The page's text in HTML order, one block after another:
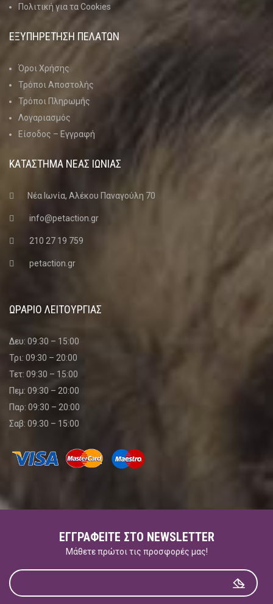
Πολιτική για τα Cookies
ΕΞΥΠΗΡΕΤΗΣΗ ΠΕΛΑΤΩΝ
Όροι Χρήσης
Τρόποι Αποστολής
Τρόποι Πληρωμής
Λογαριασμός
Είσοδος – Εγγραφή
ΚΑΤΑΣΤΗΜΑ ΝΈΑΣ ΙΩΝΊΑΣ
Νέα Ιωνία, Αλέκου Παναγούλη 70
info@petaction.gr
210 27 19 759
petaction.gr
ΩΡΑΡΙΟ ΛΕΙΤΟΥΡΓΙΑΣ
Δευ: 09:30 – 15:00
Τρι: 09:30 – 20:00
Τετ: 09:30 – 15:00
Πεμ: 09:30 – 20:00
Παρ: 09:30 – 20:00
Σαβ: 09:30 – 15:00
ΕΓΓΡΑΦΕΊΤΕ ΣΤΟ NEWSLETTER
Μάθετε πρώτοι τις προσφορές μας!